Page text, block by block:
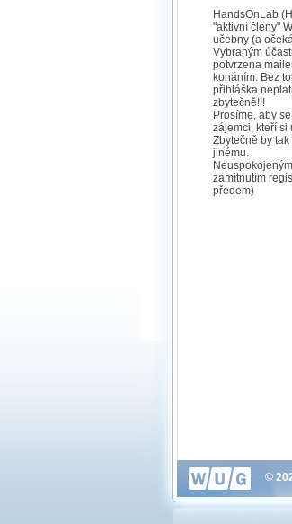
HandsOnLab
"aktivní členy"
učebny (a
Vybraným
potvrzena
konáním. Bez
přihláška
zbytečně!!!
Prosíme, aby
zájemci, kteří si
Zbytečně by
jinému.
zamítnutím
předem)
©